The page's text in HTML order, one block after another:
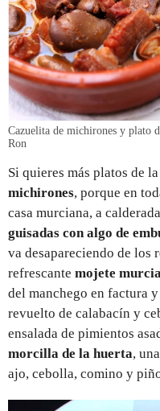
Cazuelita de michirones y plato
Ron
Si quieres más platos de
michirones, porque en
casa murciana, a
guisadas con algo de
va desapareciendo de los
refrescante mojete
del manchego en factura
revuelto de calabacín y
ensalada de pimientos
morcilla de la huerta,
ajo, cebolla, comino y